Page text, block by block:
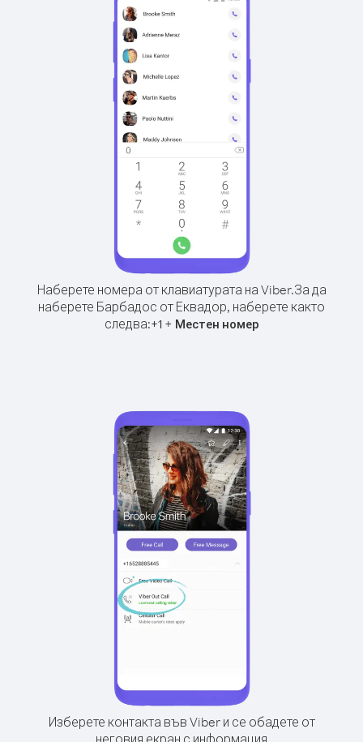
Наберете номера от клавиатурата на Viber.За да
наберете Барбадос от Еквадор, наберете както
следва:+1+ Местен номер
Изберете контакта във Viber и се обадете от
неговия екран с информация